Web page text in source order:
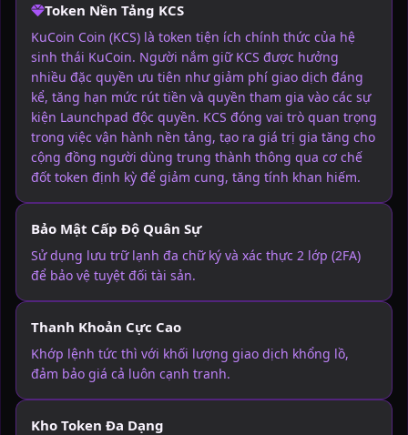
Token Nền Tảng KCS
KuCoin Coin (KCS) là token tiện ích chính thức của hệ
sinh thái KuCoin. Người nắm giữ KCS được hưởng
nhiều đặc quyền ưu tiên như giảm phí giao dịch đáng
kể, tăng hạn mức rút tiền và quyền tham gia vào các sự
kiện Launchpad độc quyền. KCS đóng vai trò quan trọng
trong việc vận hành nền tảng, tạo ra giá trị gia tăng cho
cộng đồng người dùng trung thành thông qua cơ chế
đốt token định kỳ để giảm cung, tăng tính khan hiếm.
Bảo Mật Cấp Độ Quân Sự
Sử dụng lưu trữ lạnh đa chữ ký và xác thực 2 lớp (2FA)
để bảo vệ tuyệt đối tài sản.
Thanh Khoản Cực Cao
Khớp lệnh tức thì với khối lượng giao dịch khổng lồ,
đảm bảo giá cả luôn cạnh tranh.
Kho Token Đa Dạng